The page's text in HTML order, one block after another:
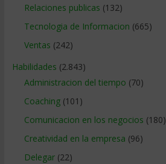
Relaciones publicas (132)
Tecnologia de Informacion (665)
Ventas (242)
Habilidades (2.843)
Administracion del tiempo (70)
Coaching(101)
Comunicacion en los negocios (180)
Creatividad en la empresa (96)
Delegar(22)